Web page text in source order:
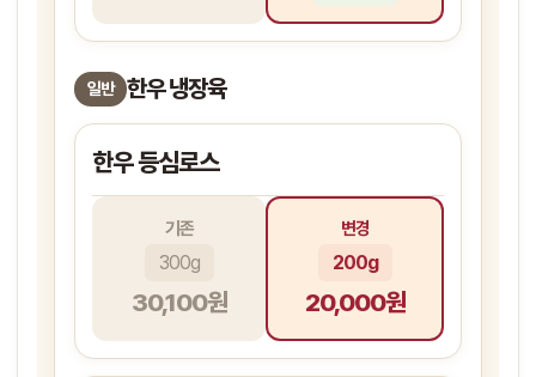
일반 한우 냉장육
한우 등심로스
기존
30,100원
300g
변경
20,000원
200g